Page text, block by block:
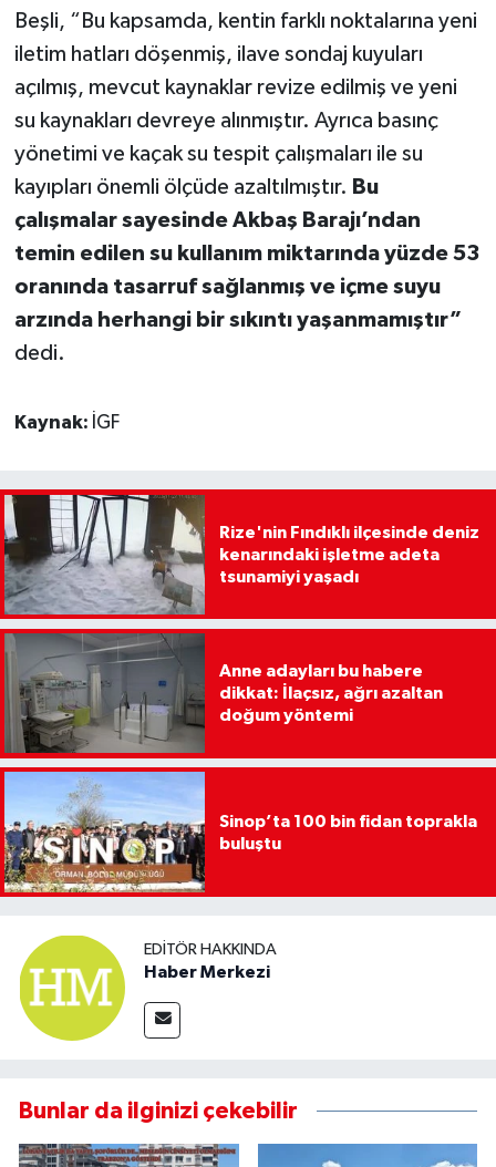
Beşli, “Bu kapsamda, kentin farklı noktalarına yeni
iletim hatları döşenmiş, ilave sondaj kuyuları
açılmış, mevcut kaynaklar revize edilmiş ve yeni
su kaynakları devreye alınmıştır. Ayrıca basınç
yönetimi ve kaçak su tespit çalışmaları ile su
kayıpları önemli ölçüde azaltılmıştır. Bu
çalışmalar sayesinde Akbaş Barajı’ndan
temin edilen su kullanım miktarında yüzde 53
oranında tasarruf sağlanmış ve içme suyu
arzında herhangi bir sıkıntı yaşanmamıştır”
dedi.
Kaynak: İGF
Rize'nin Fındıklı ilçesinde deniz
kenarındaki işletme adeta
tsunamiyi yaşadı
Anne adayları bu habere
dikkat: İlaçsız, ağrı azaltan
doğum yöntemi
Sinop’ta 100 bin fidan toprakla
buluştu
EDITÖR HAKKINDA
Haber Merkezi
Bunlar da ilginizi çekebilir